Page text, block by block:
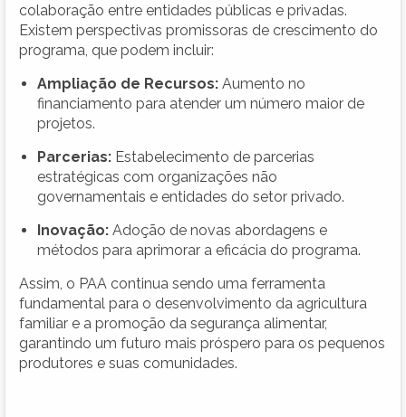
colaboração entre entidades públicas e privadas.
Existem perspectivas promissoras de crescimento do
programa, que podem incluir:
Ampliação de Recursos: Aumento no
financiamento para atender um número maior de
projetos.
Parcerias: Estabelecimento de parcerias
estratégicas com organizações não
governamentais e entidades do setor privado.
Inovação: Adoção de novas abordagens e
métodos para aprimorar a eficácia do programa.
Assim, o PAA continua sendo uma ferramenta
fundamental para o desenvolvimento da agricultura
familiar e a promoção da segurança alimentar,
garantindo um futuro mais próspero para os pequenos
produtores e suas comunidades.